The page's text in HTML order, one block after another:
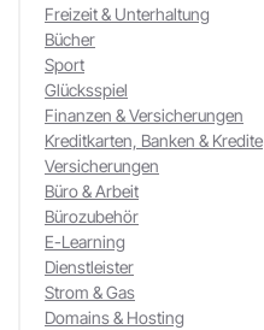
Freizeit & Unterhaltung
Bücher
Sport
Glücksspiel
Finanzen & Versicherungen
Kreditkarten, Banken & Kredite
Versicherungen
Büro & Arbeit
Bürozubehör
E-Learning
Dienstleister
Strom & Gas
Domains & Hosting